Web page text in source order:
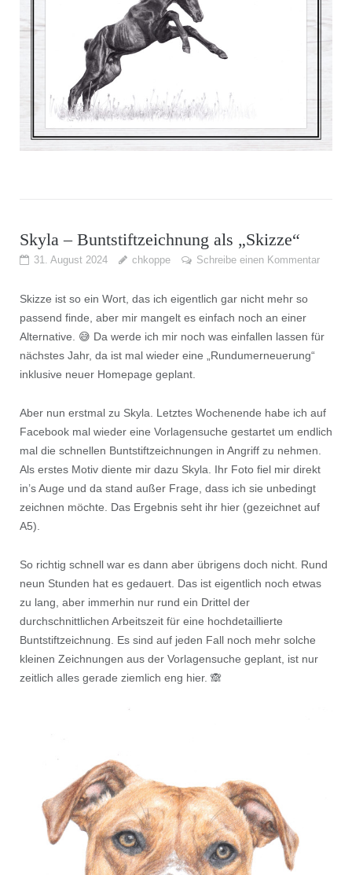
Skyla – Buntstiftzeichnung als „Skizze“
31. August 2024 chkoppe Schreibe einen Kommentar
Skizze ist so ein Wort, das ich eigentlich gar nicht mehr so
passend finde, aber mir mangelt es einfach noch an einer
Alternative. 😅 Da werde ich mir noch was einfallen lassen für
nächstes Jahr, da ist mal wieder eine „Rundumerneuerung“
inklusive neuer Homepage geplant.
Aber nun erstmal zu Skyla. Letztes Wochenende habe ich auf
Facebook mal wieder eine Vorlagensuche gestartet um endlich
mal die schnellen Buntstiftzeichnungen in Angriff zu nehmen.
Als erstes Motiv diente mir dazu Skyla. Ihr Foto fiel mir direkt
in’s Auge und da stand außer Frage, dass ich sie unbedingt
zeichnen möchte. Das Ergebnis seht ihr hier (gezeichnet auf
A5).
So richtig schnell war es dann aber übrigens doch nicht. Rund
neun Stunden hat es gedauert. Das ist eigentlich noch etwas
zu lang, aber immerhin nur rund ein Drittel der
durchschnittlichen Arbeitszeit für eine hochdetaillierte
Buntstiftzeichnung. Es sind auf jeden Fall noch mehr solche
kleinen Zeichnungen aus der Vorlagensuche geplant, ist nur
zeitlich alles gerade ziemlich eng hier. 🙈